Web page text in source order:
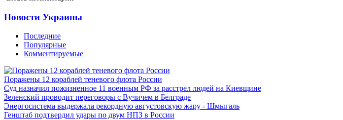
Новости Украины
Последние
Популярные
Комментируемые
Поражены 12 кораблей теневого флота России
Суд назначил пожизненное 11 военным РФ за расстрел людей на Киевщине
Зеленский проводит переговоры с Вучичем в Белграде
Энергосистема выдержала рекордную августовскую жару - Шмыгаль
Генштаб подтвердил удары по двум НПЗ в России